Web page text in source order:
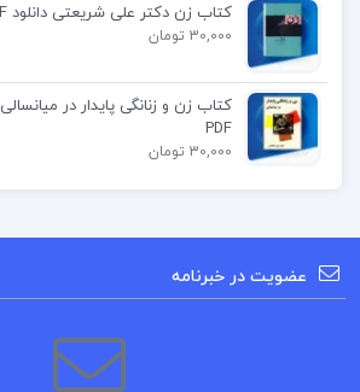
دانلود کتاب ابن عربی ترجمه فارسی
دانلود کتابهای ابن عربی pdf
رسائل ابن عربی
کتاب زن دکتر علی شریعتی دانلود PDF
30,000 تومان
کتاب زن و زنانگی پایدار در میانسالی
PDF
30,000 تومان
عضویت در خبرنامه